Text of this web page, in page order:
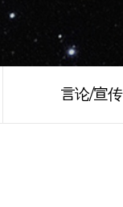
言论/宣传